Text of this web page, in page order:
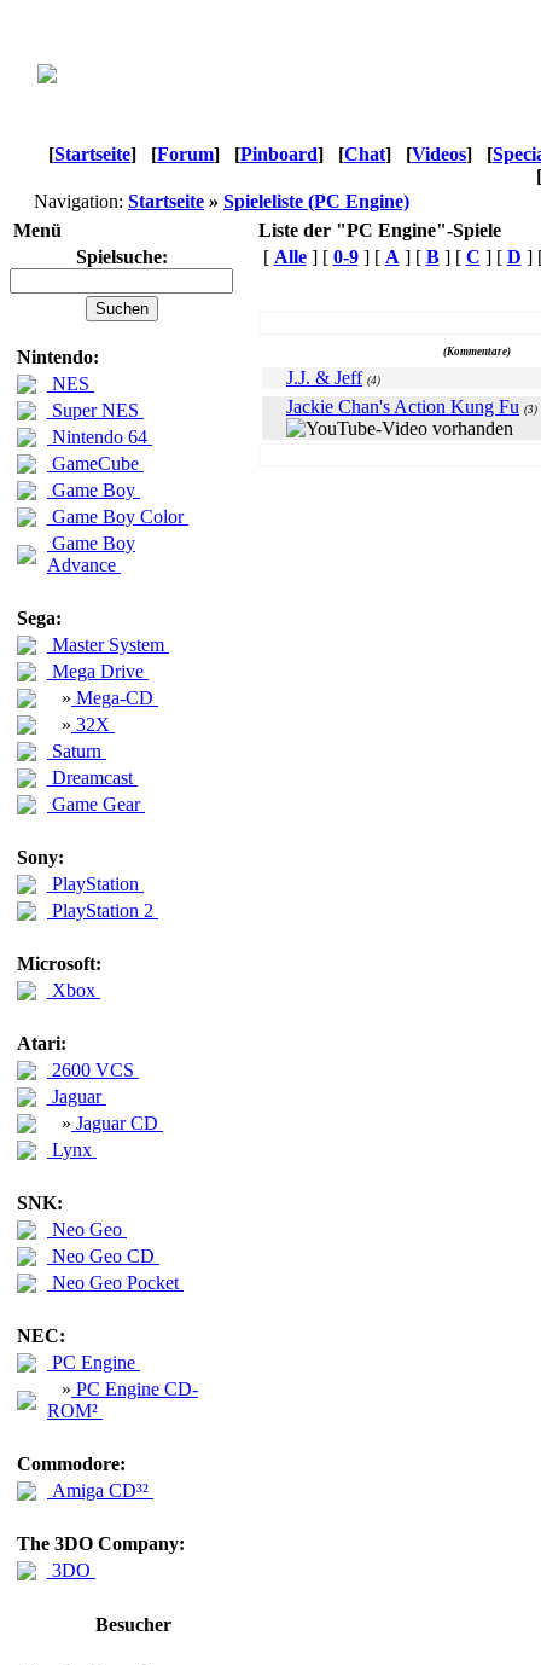
[Startseite] [Forum] [Pinboard] [Chat] [Videos] [
[
Navigation: Startseite » Spieleliste (PC Engine)
Menü
Liste der "PC Engine"-Spiele
Spielsuche:
Nintendo:
NES
Super NES
Nintendo 64
GameCube
Game Boy
Game Boy Color
Game Boy
Advance
Sega:
Master System
Mega Drive
» Mega-CD
» 32X
Saturn
Dreamcast
Game Gear
Sony:
PlayStation
PlayStation 2
Microsoft:
Xbox
Atari:
2600 VCS
Jaguar
» Jaguar CD
Lynx
SNK:
Neo Geo
Neo Geo CD
Neo Geo Pocket
NEC:
PC Engine
» PC Engine CD-
ROM²
Commodore:
Amiga CD³²
The 3DO Company:
3DO
Besucher
[ Alle] [ 0-9] [ A ] [ B] [ C ] [ D ]
(Kommentare)
J.J. & Jeff (4)
Jackie Chan's Action Kung Fu (3)